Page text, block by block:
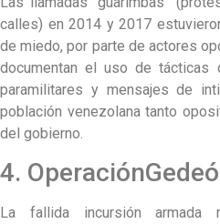
calles) en 2014 y 2017
de miedo, por parte de actores
documentan el uso de tácticas
paramilitares y mensajes de
población venezolana tanto
del gobierno.
4.
La fallida incursión armada